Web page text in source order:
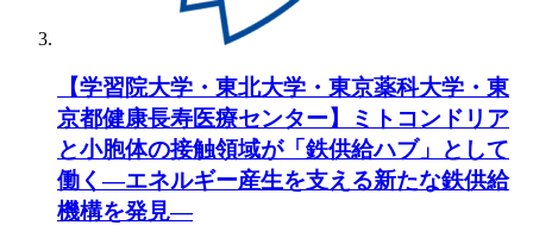
【学習院大学・東北大学・東京薬科大学・東
京都健康長寿医療センター】ミトコンドリア
と小胞体の接触領域が「鉄供給ハブ」として
働く―エネルギー産生を支える新たな鉄供給
機構を発見―